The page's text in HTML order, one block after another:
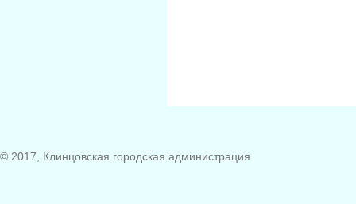
© 2017, Клинцовская городская администрация